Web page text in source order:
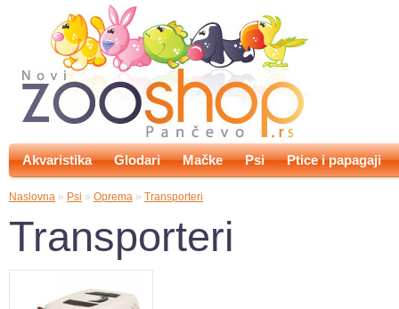
Akvaristika Glodari Mačke Psi Ptice i papagaji
Naslovna » Psi » Oprema » Transporteri
Transporteri